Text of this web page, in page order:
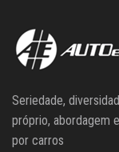
Seriedade,
próprio, abordagem
por carros